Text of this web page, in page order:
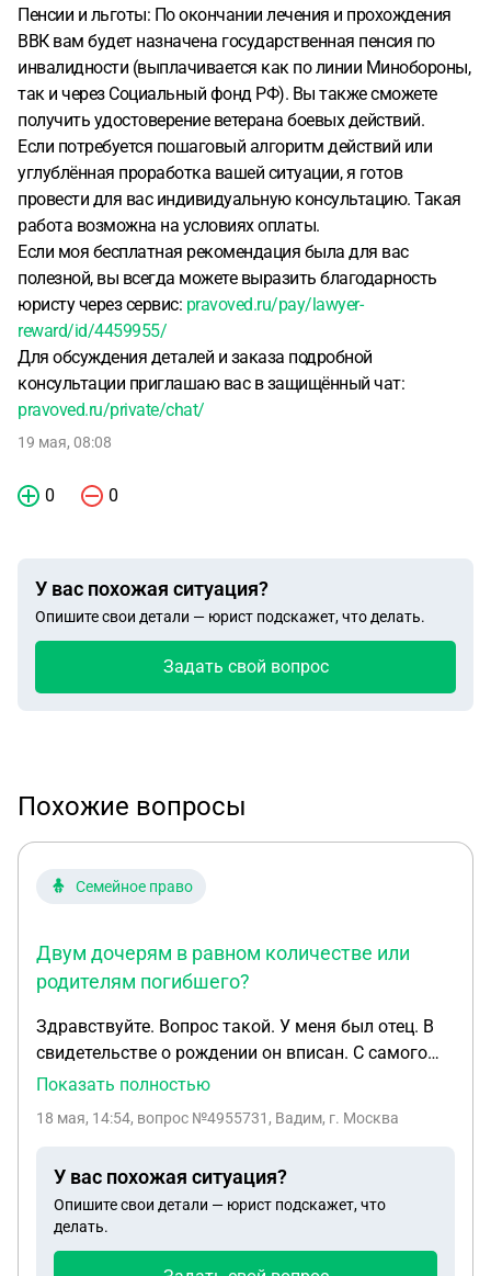
Пенсии и льготы: По окончании лечения и прохождения
ВВК вам будет назначена государственная пенсия по
инвалидности (выплачивается как по линии Минобороны,
так и через Социальный фонд РФ). Вы также сможете
получить удостоверение ветерана боевых действий.
Если потребуется пошаговый алгоритм действий или
углублённая проработка вашей ситуации, я готов
провести для вас индивидуальную консультацию. Такая
работа возможна на условиях оплаты.
Если моя бесплатная рекомендация была для вас
полезной, вы всегда можете выразить благодарность
юристу через сервис: pravoved.ru/pay/lawyer-
reward/id/4459955/
Для обсуждения деталей и заказа подробной
консультации приглашаю вас в защищённый чат:
pravoved.ru/private/chat/
19 мая, 08:08
0 0
У вас похожая ситуация?
Опишите свои детали — юрист подскажет, что делать.
Задать свой вопрос
Похожие вопросы
Семейное право
Двум дочерям в равном количестве или
родителям погибшего?
Здравствуйте. Вопрос такой. У меня был отец. В
свидетельстве о рождении он вписан. С самого
детства он бросил семью и ушел к другой.
два ребенка. Я, от первого брака и вторая дочь,
Итого, осталось две дочери, две бывшие жены и
родители. Он погиб на СВО. Хотелось бы узнать.
Какие выплаты мне, как первой дочери
Показать полностью
18 мая, 14:54, вопрос №4955731, Вадим, г. Москва
У вас похожая ситуация?
Опишите свои детали — юрист подскажет, что
делать.